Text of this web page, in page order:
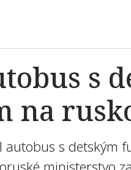
s
na
s detským
ministerstvo